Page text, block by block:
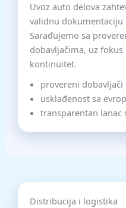
Uvoz auto delova
validnu
Sarađujemo sa
dobavljačima, uz
kontinuitet.
provereni
usklađenost sa
transparentan lanac
Distribucija i logistika